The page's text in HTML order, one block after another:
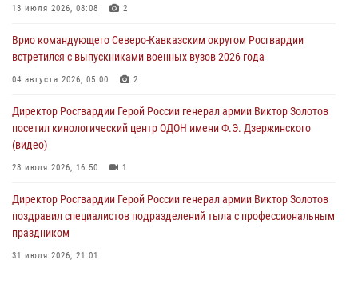
отработали межведомственное взаимодействие
В Центральных регионах России продолжается ведомственная
акция «Каникулы с Росгвардией»
13 июля 2026, 08:08 2
Врио командующего Северо-Кавказским округом Росгвардии
встретился с выпускниками военных вузов 2026 года
04 августа 2026, 05:00 2
Директор Росгвардии Герой России генерал армии Виктор Золотов
посетил кинологический центр ОДОН имени Ф.Э. Дзержинского
(видео)
28 июля 2026, 16:50 1
Директор Росгвардии Герой России генерал армии Виктор Золотов
поздравил специалистов подразделений тыла с профессиональным
праздником
31 июля 2026, 21:01